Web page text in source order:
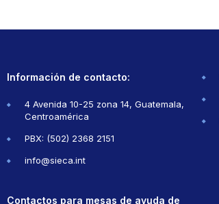
Información de contacto:
4 Avenida 10-25 zona 14, Guatemala,
Centroamérica
PBX: (502) 2368 2151
info@sieca.int
Contactos para mesas de ayuda de